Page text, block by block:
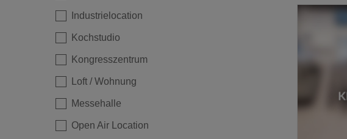
Industrielocation
Kochstudio
Kongresszentrum
Loft / Wohnung
Messehalle
Open Air Location